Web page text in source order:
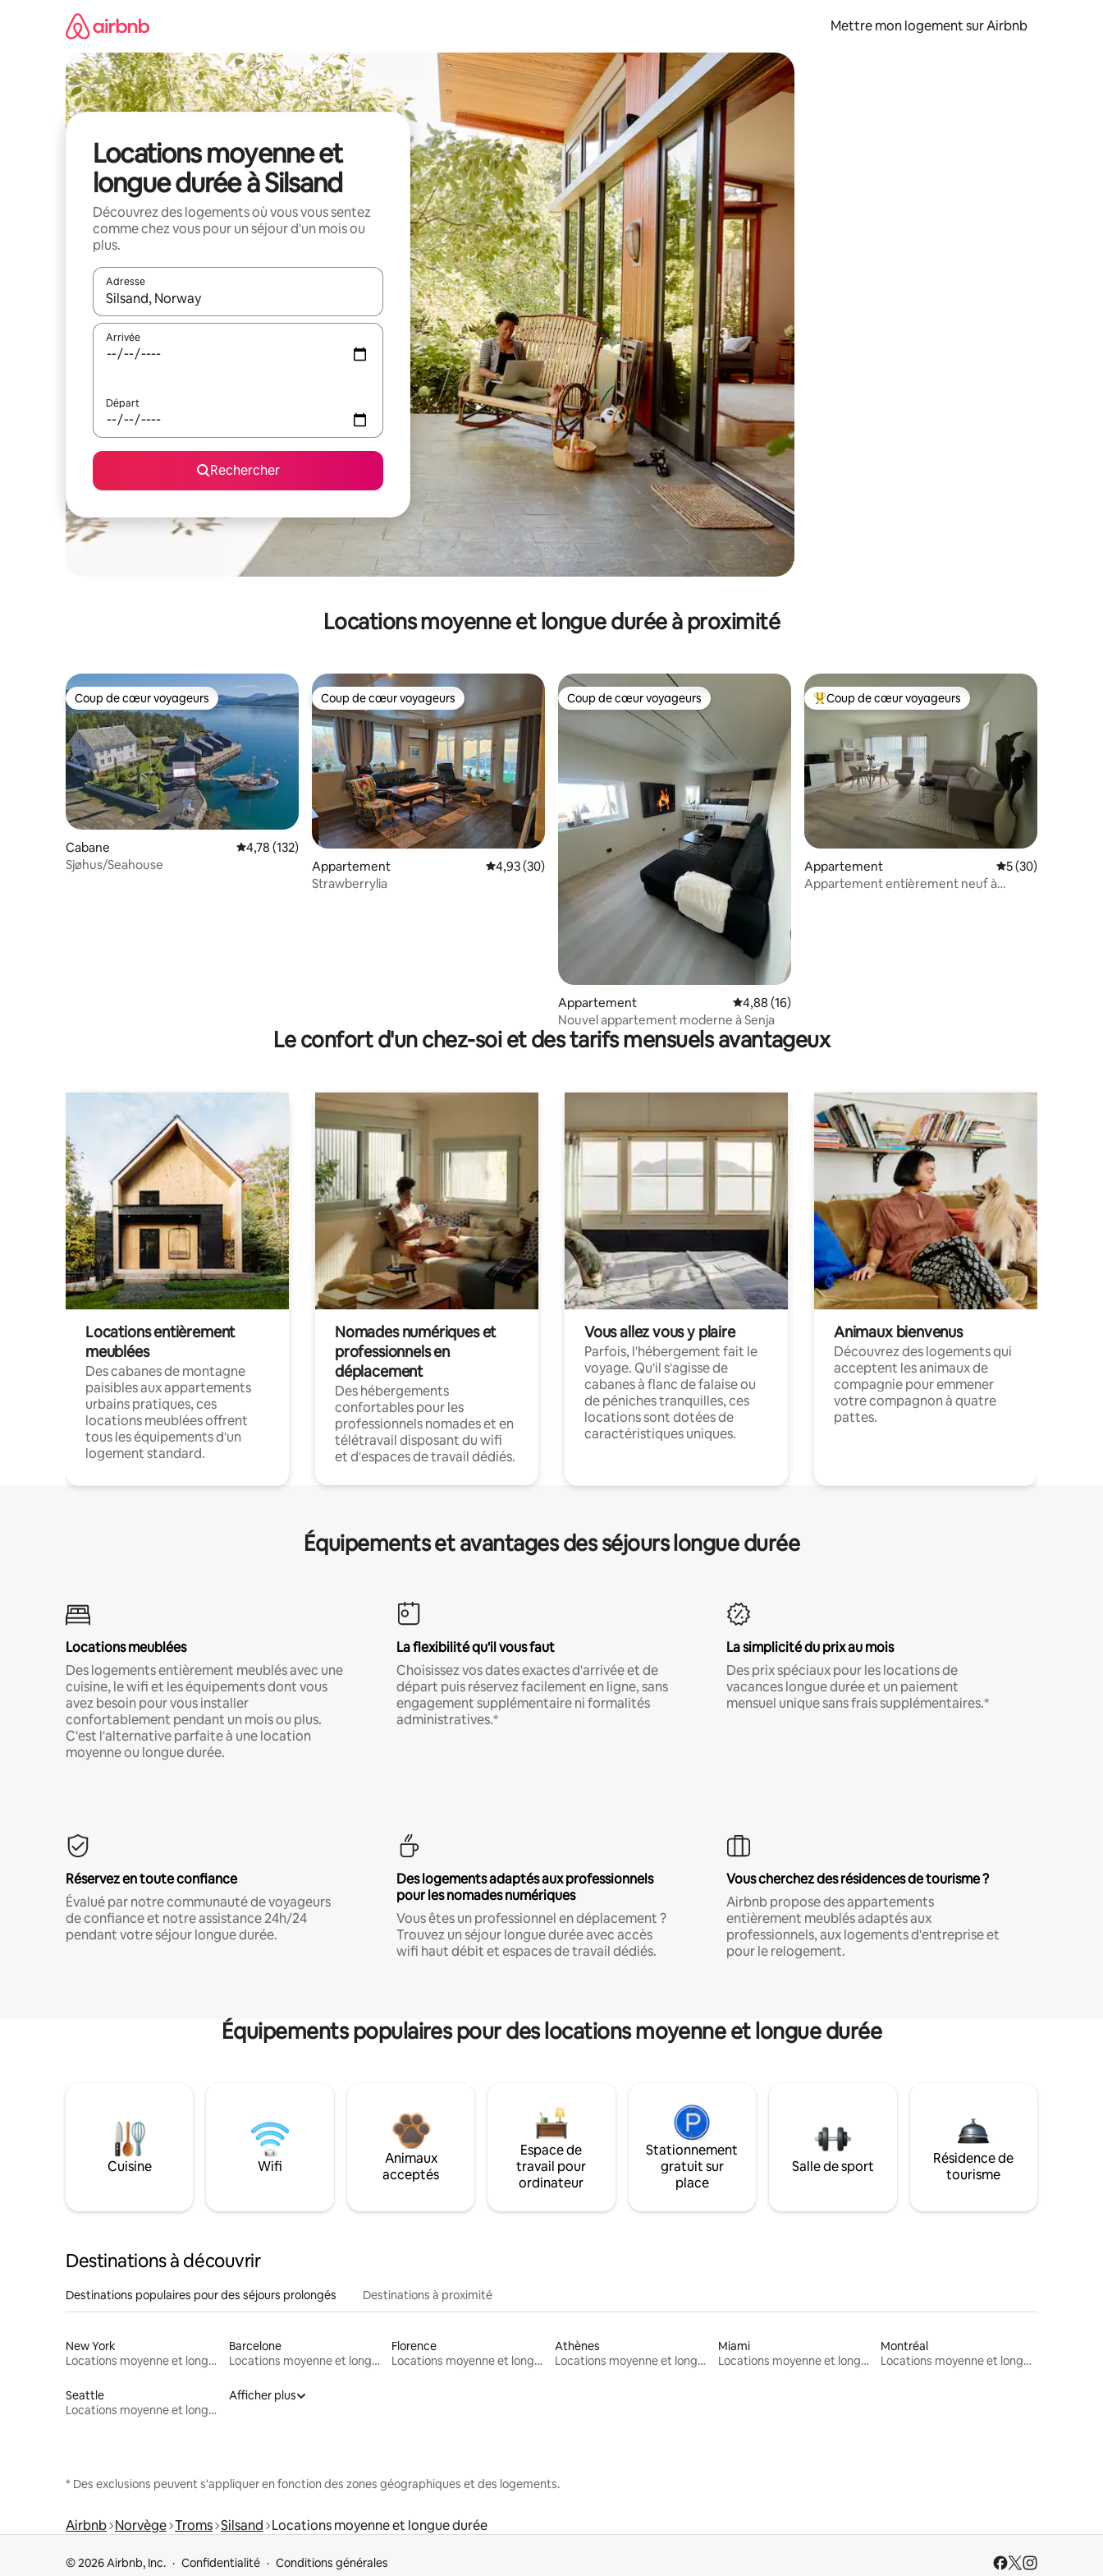
Mettre mon logement sur Airbnb
Locations moyenne et
longue durée à Silsand
Découvrez des logements où vous vous sentez
comme chez vous pour un séjour d'un mois ou
plus.
Adresse
Lorsque les résultats s'affichent, utilisez les flèches vers le haut et vers le bas pour les parcourir ou en appuyant et en faisant glisser.
Arrivée
Départ
Rechercher
Locations moyenne et longue durée à proximité
Coup de cœur voyageurs
Coup de cœur voyageurs
Cabane Évaluation moyenne sur la base de 132 commentaires : 4,78 sur 5
4,78 (132)
Sjøhus/Seahouse
Coup de cœur voyageurs
Coup de cœur voyageurs
Appartement Évaluation moyenne sur la base de 30 commentaires : 4,93 sur 5
4,93 (30)
Strawberrylia
Coup de cœur voyageurs
Coup de cœur voyageurs
Appartement Évaluation moyenne sur la base de 16 commentaires : 4,88 sur 5
4,88 (16)
Nouvel appartement moderne à Senja
Coups de cœur voyageurs les plus appréciés
Coup de cœur voyageurs
Appartement Évaluation
5 (30)
Appartement entièrement neuf à
Le confort d'un chez-soi et des tarifs mensuels avantageux
Locations entièrement
meublées
Des cabanes de montagne
paisibles aux appartements
urbains pratiques, ces
locations meublées offrent
tous les équipements d'un
logement standard.
Nomades numériques et
professionnels en
déplacement
Des hébergements
confortables pour les
professionnels nomades et en
télétravail disposant du wifi
et d'espaces de travail dédiés.
Vous allez vous y plaire
Parfois, l'hébergement fait le
voyage. Qu'il s'agisse de
cabanes à flanc de falaise ou
de péniches tranquilles, ces
locations sont dotées de
caractéristiques uniques.
Animaux bienvenus
Découvrez des logements qui
acceptent les animaux de
compagnie pour emmener
votre compagnon à quatre
pattes.
Équipements et avantages des séjours longue durée
Locations meublées
Des logements entièrement meublés avec une
cuisine, le wifi et les équipements dont vous
avez besoin pour vous installer
confortablement pendant un mois ou plus.
C'est l'alternative parfaite à une location
moyenne ou longue durée.
La flexibilité qu'il vous faut
Choisissez vos dates exactes d'arrivée et de
départ puis réservez facilement en ligne, sans
engagement supplémentaire ni formalités
administratives.*
La simplicité du prix au mois
Des prix spéciaux pour les locations de
vacances longue durée et un paiement
mensuel unique sans frais supplémentaires.*
Réservez en toute confiance
Évalué par notre communauté de voyageurs
de confiance et notre assistance 24h/24
pendant votre séjour longue durée.
Des logements adaptés aux professionnels
pour les nomades numériques
Vous êtes un professionnel en déplacement ?
Trouvez un séjour longue durée avec accès
wifi haut débit et espaces de travail dédiés.
Vous cherchez des résidences de tourisme ?
Airbnb propose des appartements
entièrement meublés adaptés aux
professionnels, aux logements d'entreprise et
pour le relogement.
Équipements populaires pour des locations moyenne et longue durée
Cuisine Wifi
Animaux
acceptés
Espace de
travail pour
ordinateur
Stationnement
gratuit sur
place
Salle de sport
Résidence de
tourisme
Destinations à découvrir
Destinations populaires pour des séjours prolongés Destinations à proximité
New York
Locations moyenne et longue durée
Barcelone
Locations moyenne et longue durée
Florence
Locations moyenne et longue durée
Athènes
Locations moyenne et longue durée
Miami
Locations moyenne et longue durée
Montréal
Locations moyenne et longue durée
Seattle
Locations moyenne et longue durée
Afficher plus
* Des exclusions peuvent s'appliquer en fonction des zones géographiques et des logements.
Airbnb Norvège Troms Silsand Locations moyenne et longue durée
© 2026 Airbnb, Inc. Confidentialité Conditions générales